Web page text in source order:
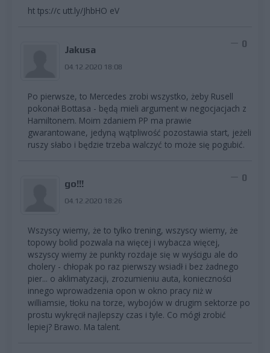
ht tps://c utt.ly/JhbHO eV
Jakusa
04.12.2020 18:08
0
Po pierwsze, to Mercedes zrobi wszystko, żeby Rusell
pokonał Bottasa - będą mieli argument w negocjacjach z
Hamiltonem. Moim zdaniem PP ma prawie
gwarantowane, jedyną wątpliwość pozostawia start, jeżeli
ruszy słabo i będzie trzeba walczyć to może się pogubić.
go!!!
04.12.2020 18:26
0
Wszyscy wiemy, że to tylko trening, wszyscy wiemy, że
topowy bolid pozwala na więcej i wybacza więcej,
wszyscy wiemy że punkty rozdaje się w wyścigu ale do
cholery - chłopak po raz pierwszy wsiadł i bez żadnego
pier... o aklimatyzacji, zrozumieniu auta, konieczności
innego wprowadzenia opon w okno pracy niż w
williamsie, tłoku na torze, wybojów w drugim sektorze po
prostu wykręcił najlepszy czas i tyle. Co mógł zrobić
lepiej? Brawo. Ma talent.